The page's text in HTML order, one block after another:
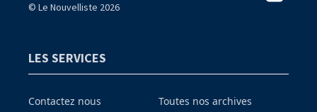
© Le Nouvelliste 2026
LES SERVICES
Contactez nous
Toutes nos archives